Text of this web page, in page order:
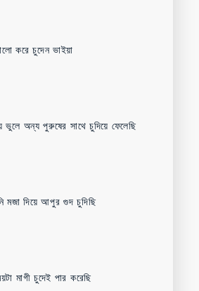
করে চুদেন ভাইয়া
ভুলে অন্য পুরুষের সাথে চুদিয়ে ফেলেছি
মজা দিয়ে আপুর গুদ চুদিছি
মাগী চুদেই পার করেছি